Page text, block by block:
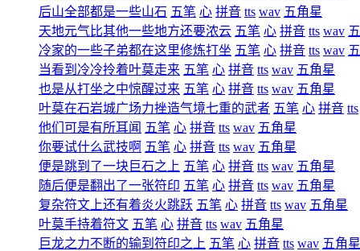
后山全部都是一些山石 五笔 心 拼音 tts wav 五角星
天地元气比其他一些地方还要浓云 五笔 心 拼音 tts wav
冷家的一些子弟都在这里修炼打坐 五笔 心 拼音 tts wav
当看到冷冷拎着叶莫走来 五笔 心 拼音 tts wav 五角星
也是从打坐之中惊醒过来 五笔 心 拼音 tts wav 五角星
叶莫在石岩城广场力挫造气境七重的武者 五笔 心 拼音 tts
他们可是有所耳闻 五笔 心 拼音 tts wav 五角星
你要试什么武技啊 五笔 心 拼音 tts wav 五角星
便是跳到了一块巨石之上 五笔 心 拼音 tts wav 五角星
随后便是翻出了一张符印 五笔 心 拼音 tts wav 五角星
复杂符文上还有着炎火跳跃 五笔 心 拼音 tts wav 五角星
叶莫手持着符文 五笔 心 拼音 tts wav 五角星
巨龙之力不断的输到符印之上 五笔 心 拼音 tts wav 五角星